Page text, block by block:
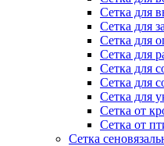
Сетка для
Сетка для
Сетка для
Сетка для
Сетка для
Сетка для
Сетка для
Сетка от
Сетка от
Сетка